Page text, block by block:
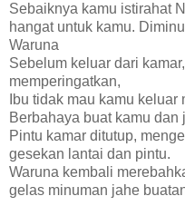
Sebaiknya kamu istirahat
hangat untuk kamu.
Waruna
Sebelum keluar dari
memperingatkan,
Ibu tidak mau kamu
Berbahaya buat kamu
Pintu kamar ditutup,
gesekan lantai dan pintu.
Waruna kembali
gelas minuman jahe